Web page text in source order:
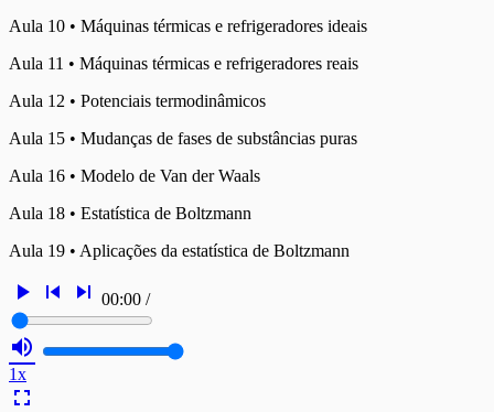
Aula 10 • Máquinas térmicas e refrigeradores ideais
Aula 11 • Máquinas térmicas e refrigeradores reais
Aula 12 • Potenciais termodinâmicos
Aula 15 • Mudanças de fases de substâncias puras
Aula 16 • Modelo de Van der Waals
Aula 18 • Estatística de Boltzmann
Aula 19 • Aplicações da estatística de Boltzmann
play_arrow skip_previous skip_next 00:00 /
volume_up
1x
fullscreen